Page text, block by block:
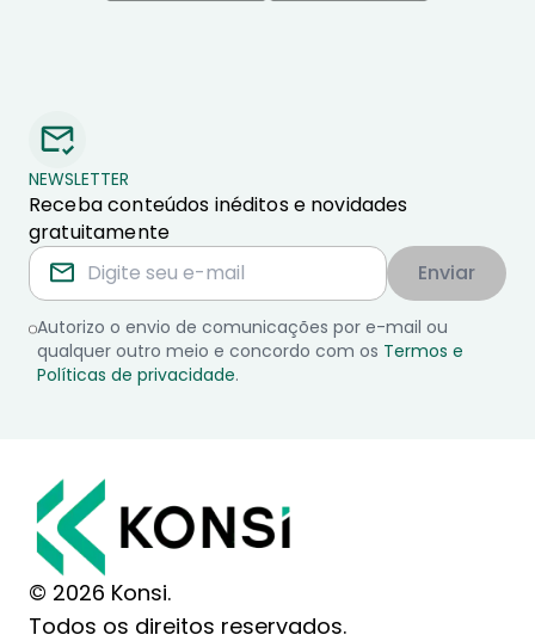
NEWSLETTER
Receba conteúdos inéditos e novidades
gratuitamente
Enviar
Autorizo o envio de comunicações por e-mail ou
qualquer outro meio e concordo com os Termos e
Políticas de privacidade.
© 2026 Konsi.
Todos os direitos reservados.